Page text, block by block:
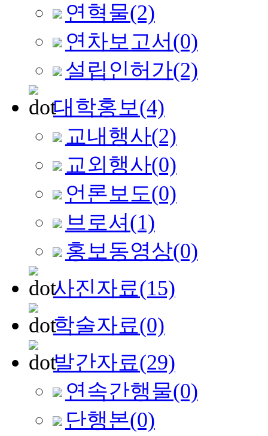
연혁물(2)
연차보고서 (0)
설립인허가(2)
대학홍보(4)
교내행사(2)
교외행사(0)
언론보도(0)
브로셔 (1)
홍보동영상(0)
사진자료(15)
학술자료(0)
발간자료(29)
연속간행물(0)
단행본(0)